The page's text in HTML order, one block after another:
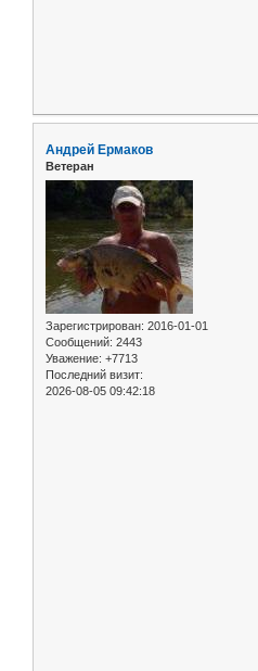
Андрей Ермаков
Ветеран
Зарегистрирован: 2016-01-01
Сообщений: 2443
Уважение: +7713
Последний визит:
2026-08-05 09:42:18